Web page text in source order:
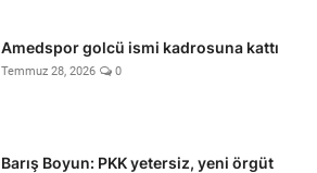
Amedspor golcü ismi kadrosuna kattı
Temmuz 28, 2026 0
Barış Boyun: PKK yetersiz, yeni örgüt